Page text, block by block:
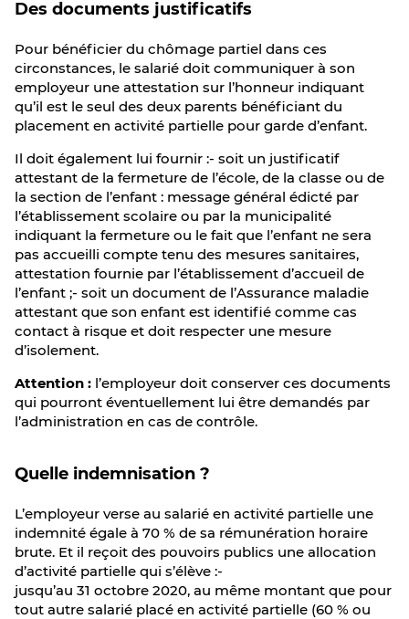
Des documents justificatifs
Pour bénéficier du chômage partiel dans ces
circonstances, le salarié doit communiquer à son
employeur une attestation sur l’honneur indiquant
qu’il est le seul des deux parents bénéficiant du
placement en activité partielle pour garde d’enfant.
Il doit également lui fournir :- soit un justificatif
attestant de la fermeture de l’école, de la classe ou de
la section de l’enfant : message général édicté par
l’établissement scolaire ou par la municipalité
indiquant la fermeture ou le fait que l’enfant ne sera
pas accueilli compte tenu des mesures sanitaires,
attestation fournie par l’établissement d’accueil de
l’enfant ;- soit un document de l’Assurance maladie
attestant que son enfant est identifié comme cas
contact à risque et doit respecter une mesure
d’isolement.
Attention : l’employeur doit conserver ces documents
qui pourront éventuellement lui être demandés par
l’administration en cas de contrôle.
Quelle indemnisation ?
L’employeur verse au salarié en activité partielle une
indemnité égale à 70 % de sa rémunération horaire
brute. Et il reçoit des pouvoirs publics une allocation
d’activité partielle qui s’élève :-
jusqu’au 31 octobre 2020, au même montant que pour
tout autre salarié placé en activité partielle (60 % ou